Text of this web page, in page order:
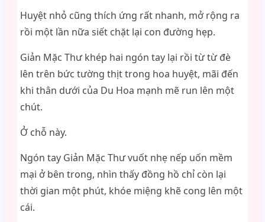
Huyệt nhỏ cũng thích ứng rất nhanh, mở rộng ra
rồi một lần nữa siết chặt lại con đường hẹp.
Giản Mặc Thư khép hai ngón tay lại rồi từ từ đè
lên trên bức tường thịt trong hoa huyệt, mãi đến
khi thân dưới của Du Hoa mạnh mẽ run lên một
chút.
Ở chỗ này.
Ngón tay Giản Mặc Thư vuốt nhẹ nếp uốn mềm
mại ở bên trong, nhìn thấy đồng hồ chỉ còn lại
thời gian một phút, khóe miệng khẽ cong lên một
cái.